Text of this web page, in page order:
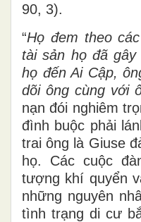
90, 3).
“Họ đem theo
tài sản họ đã
họ đến Ai Cập,
dõi ông cùng với
nạn đói nghiêm
đình buộc phải
trai ông là Giuse
họ. Các cuộc
tượng khí quyển
những nguyên
tình trạng di cư